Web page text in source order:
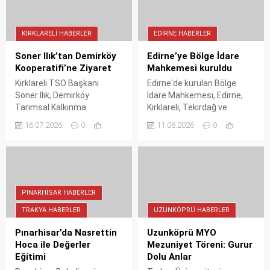
KIRKLARELI HABERLER
Soner Ilık’tan Demirköy
Kooperatifi’ne Ziyaret
Kırklareli TSO Başkanı
Soner Ilık, Demirköy
Tarımsal Kalkınma
Kooperatifi yöneticilerini
ağırladı. Görüşmede
16.07.2026 0
EDIRNE HABERLER
Edirne’ye Bölge İdare
Mahkemesi kuruldu
Edirne'de kurulan Bölge
İdare Mahkemesi, Edirne,
Kırklareli, Tekirdağ ve
Çanakkale illerini kapsıyor.
Adalet Bakanı Akın Gürlek'in
yürürlüğe girdi.
11.06.2026 0
PINARHISAR HABERLER
TRAKYA HABERLER
Pınarhisar’da Nasrettin
Hoca ile Değerler
Eğitimi
UZUNKÖPRÜ HABERLER
Uzunköprü MYO
Mezuniyet Töreni: Gurur
Dolu Anlar